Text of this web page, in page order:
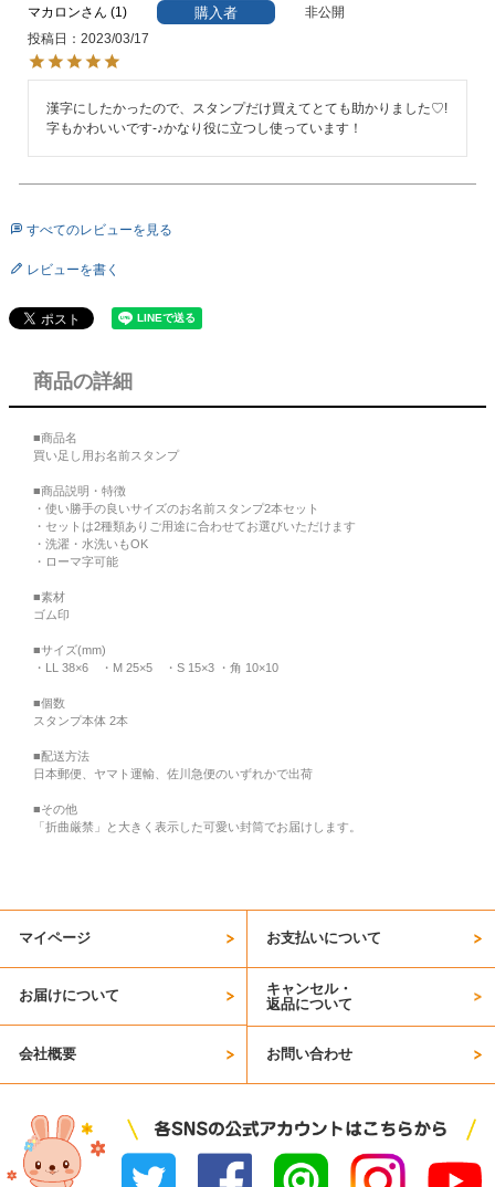
マカロン 1 購入者
非公開
投稿日
2023/03/17
漢字にしたかったので、スタンプだけ買えてとても助かりました♡!
字もかわいいです-♪︎かなり役に立つし使っています！
すべてのレビューを見る
レビューを書く
商品の詳細
■商品名
買い足し用お名前スタンプ
■商品説明・特徴
・使い勝手の良いサイズのお名前スタンプ2本セット
・セットは2種類ありご用途に合わせてお選びいただけます
・洗濯・水洗いもOK
・ローマ字可能
■素材
ゴム印
■サイズ(mm)
・LL 38×6 ・M 25×5 ・S 15×3 ・角 10×10
■個数
スタンプ本体 2本
■配送方法
日本郵便、ヤマト運輸、佐川急便のいずれかで出荷
■その他
「折曲厳禁」と大きく表示した可愛い封筒でお届けします。
マイページ お支払いについて
お届けについて
キャンセル・
返品について
会社概要 お問い合わせ